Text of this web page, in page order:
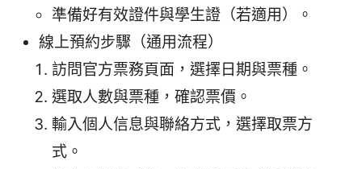
準備好有效證件與學生證（若適用）。
線上預約步驟（通用流程）
訪問官方票務頁面，選擇日期與票種。
選取人數與票種，確認票價。
輸入個人信息與聯絡方式，選擇取票方
式。